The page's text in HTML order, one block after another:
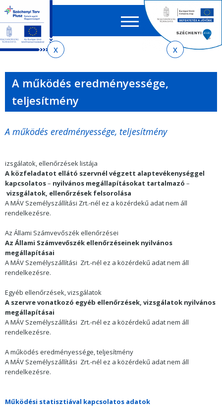
almenühöz
tartalomra
oldaltérképre
EN HU
űrlap
A működés eredményessége,
teljesítmény
A működés eredményessége, teljesítmény
izsgálatok, ellenőrzések listája
A közfeladatot ellátó szervnél végzett alaptevékenységgel
kapcsolatos– nyilvános megállapításokat tartalmazó –
vizsgálatok, ellenőrzések felsorolása
AMÁV Személyszállítási Zrt.-nél ez a közérdekű adat nem áll
rendelkezésre.
Az Állami Számvevőszék ellenőrzései
Az Állami Számvevőszék ellenőrzéseinek nyilvános
megállapításai
AMÁV Személyszállítási Zrt.-nél ez a közérdekű adat nem áll
rendelkezésre.
Egyéb ellenőrzések, vizsgálatok
A szervre vonatkozó egyéb ellenőrzések, vizsgálatok nyilvános
megállapításai
AMÁV Személyszállítási Zrt.-nél ez a közérdekű adat nem áll
rendelkezésre.
A működés eredményessége, teljesítmény
AMÁV Személyszállítási Zrt.-nél ez a közérdekű adat nem áll
rendelkezésre.
Működési statisztiával kapcsolatos adatok